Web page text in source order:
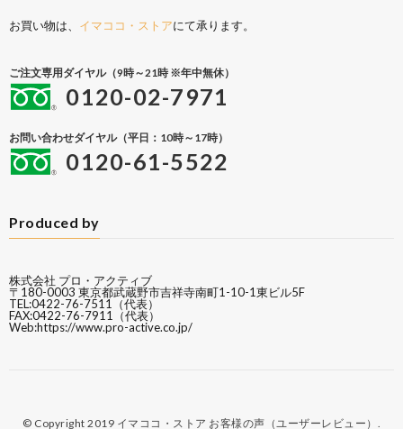
お買い物は、 イマココ・ストアにて承ります。
ご注文専用ダイヤル（9時～21時 ※年中無休）
0120-02-7971
お問い合わせダイヤル（平日：10時～17時）
0120-61-5522
Produced by
株式会社 プロ・アクティブ
〒180-0003 東京都武蔵野市吉祥寺南町1-10-1東ビル5F
TEL:0422-76-7511（代表）
FAX:0422-76-7911（代表）
Web:https://www.pro-active.co.jp/
© Copyright 2019 イマココ・ストア お客様の声（ユーザーレビュー）